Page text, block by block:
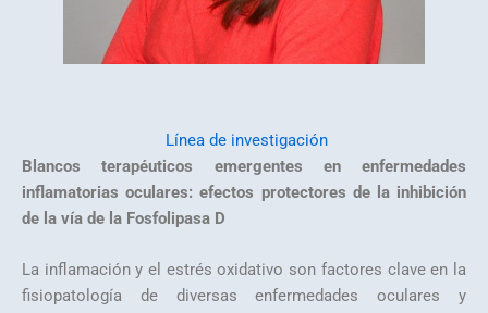
Línea de investigación
Blancos terapéuticos emergentes en enfermedades
inflamatorias oculares: efectos protectores de la inhibición
de la vía de la Fosfolipasa D
La inflamación y el estrés oxidativo son factores clave en la
fisiopatología de diversas enfermedades oculares y